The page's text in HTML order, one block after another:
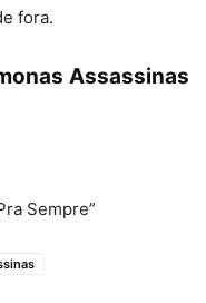
fora.
Assassinas
Sempre”